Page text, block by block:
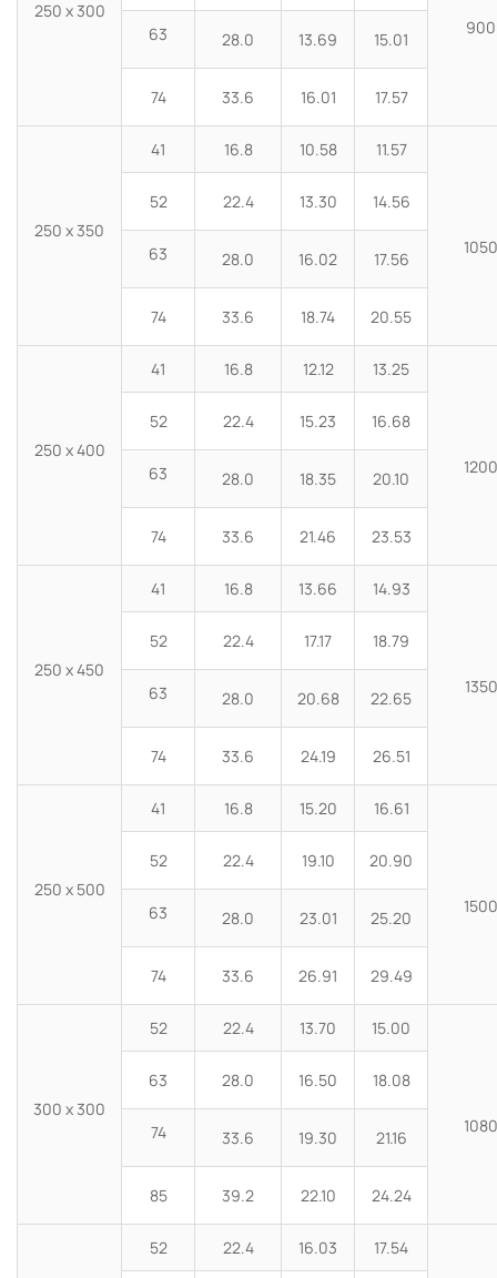
250 x 300
900
63 28.0 13.69 15.01
74 33.6 16.01 17.57
250 x 350
41 16.8 10.58 11.57
1050
52 22.4 13.30 14.56
63 28.0 16.02 17.56
74 33.6 18.74 20.55
250 x 400
41 16.8 12.12 13.25
1200
52 22.4 15.23 16.68
63 28.0 18.35 20.10
74 33.6 21.46 23.53
250 x 450
41 16.8 13.66 14.93
1350
52 22.4 17.17 18.79
63 28.0 20.68 22.65
74 33.6 24.19 26.51
250 x 500
41 16.8 15.20 16.61
1500
52 22.4 19.10 20.90
63 28.0 23.01 25.20
74 33.6 26.91 29.49
300 x 300
52 22.4 13.70 15.00
1080
63 28.0 16.50 18.08
74 33.6 19.30 21.16
85 39.2 22.10 24.24
52 22.4 16.03 17.54